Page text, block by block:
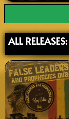
ALL RELEASES: